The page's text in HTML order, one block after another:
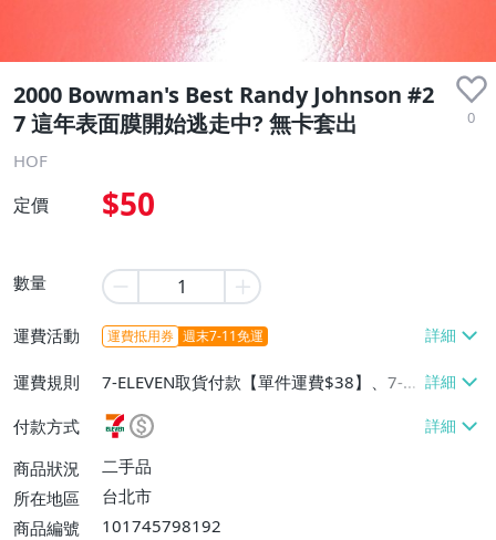
2000 Bowman's Best Randy Johnson #2
7 這年表面膜開始逃走中? 無卡套出
0
HOF
定價 $50
數量
運費活動 運費抵用券 週末7-11免運
運費規則
7-ELEVEN取貨付款【單件運費$38】、7-EL
付款方式
商品狀況
二手品
所在地區
台北市
商品編號
101745798192